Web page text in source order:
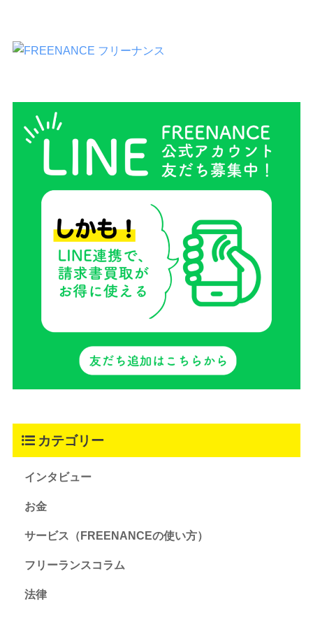
カテゴリー
インタビュー
お金
サービス（FREENANCEの使い方）
フリーランスコラム
法律